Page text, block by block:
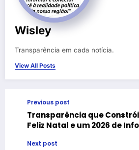
Wisley
Transparência em cada notícia.
View All Posts
Previous post
Transparência que
Feliz Natal e um 2026 de
Next post